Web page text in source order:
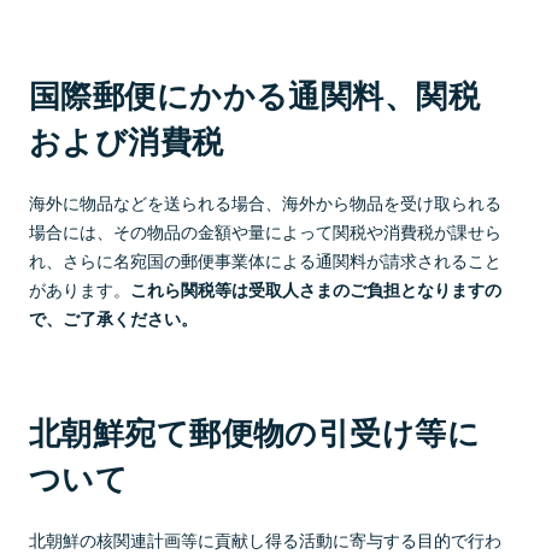
国際郵便にかかる通関料、関税
および消費税
海外に物品などを送られる場合、海外から物品を受け取られる
場合には、その物品の金額や量によって関税や消費税が課せら
れ、さらに名宛国の郵便事業体による通関料が請求されること
があります。 これら関税等は受取人さまのご負担となりますの
で、ご了承ください。
北朝鮮宛て郵便物の引受け等に
ついて
北朝鮮の核関連計画等に貢献し得る活動に寄与する目的で行わ